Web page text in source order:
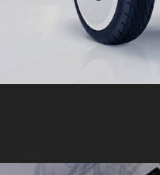
Afstandsbediening slot
Inhoud doos